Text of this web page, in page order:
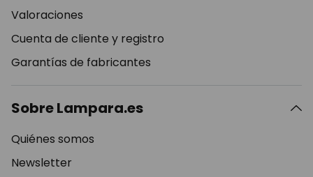
Valoraciones
Cuenta de cliente y registro
Garantías de fabricantes
Sobre Lampara.es
Quiénes somos
Newsletter